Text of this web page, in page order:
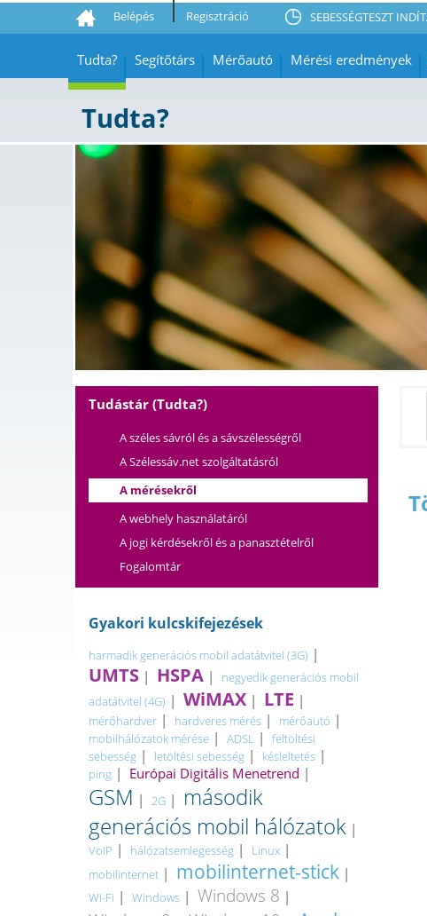
Belépés Regisztráció SEBESSÉGTESZT
Tudta? Segítőtárs Mérőautó Mérési eredmények
Tudta?
Tudástár (Tudta?)
A széles sávról és a sávszélességről
A Szélessáv.net szolgáltatásról
A mérésekről
A webhely használatáról
A jogi kérdésekről és a panasztételről
Fogalomtár
Gyakori kulcskifejezések
harmadik generációs mobil adatátvitel (3G) |
UMTS | HSPA |
negyedik generációs mobil
adatátvitel (4G) | WiMAX | LTE |
mérőhardver | hardveres mérés | mérőautó |
mobilhálózatok mérése | ADSL | feltöltési
sebesség | letöltési sebesség | késleltetés |
ping | Európai Digitális Menetrend |
GSM | 2G | második
generációs mobil hálózatok |
VoIP | hálózatsemlegesség | Linux |
mobilinternet | mobilinternet-stick |
Wi-Fi | Windows | Windows 8 |